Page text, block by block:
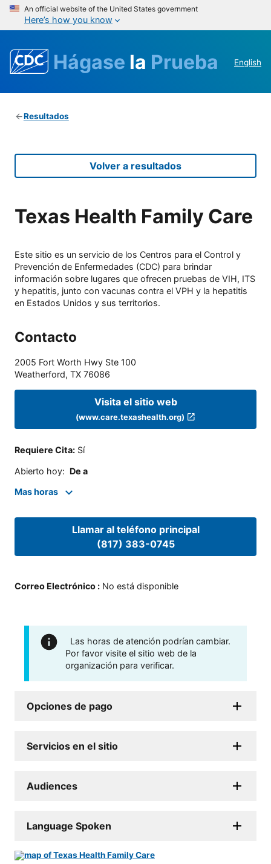
An official website of the United States government
Here’s how you know
Hágase la Prueba English
Resultados
Volver a resultados
Texas Health Family Care
Este sitio es un servicio de los Centros para el Control y
Prevención de Enfermedades (CDC) para brindar
información sobre lugares que ofrecen pruebas de VIH, ITS
y hepatitis, junto con vacunas contra el VPH y la hepatitis
en Estados Unidos y sus territorios.
Contacto
2005 Fort Worth Hwy Ste 100
Weatherford, TX 76086
Visita el sitio web
(www.care.texashealth.org)
Requiere Cita: Sí
Abierto hoy: De a
Mas horas
Llamar al teléfono principal
(817) 383-0745
Correo Electrónico : No está disponible
Las horas de atención podrían cambiar.
Por favor visite el sitio web de la
organización para verificar.
Opciones de pago
Servicios en el sitio
Audiences
Language Spoken